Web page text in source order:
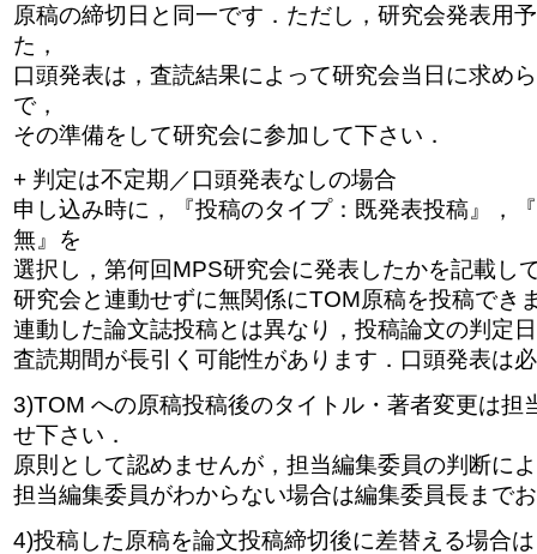
原稿の締切日と同一です．ただし，研究会発表用
た，
口頭発表は，査読結果によって研究会当日に求め
で，
その準備をして研究会に参加して下さい．
+ 判定は不定期／口頭発表なしの場合
申し込み時に，『投稿のタイプ：既発表投稿』，
無』を
選択し，第何回MPS研究会に発表したかを記載し
研究会と連動せずに無関係にTOM原稿を投稿でき
連動した論文誌投稿とは異なり，投稿論文の判定
査読期間が長引く可能性があります．口頭発表は
3)TOM への原稿投稿後のタイトル・著者変更は担
せ下さい．
原則として認めませんが，担当編集委員の判断に
担当編集委員がわからない場合は編集委員長まで
4)投稿した原稿を論文投稿締切後に差替える場合